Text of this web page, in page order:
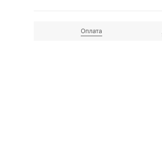
Оплата